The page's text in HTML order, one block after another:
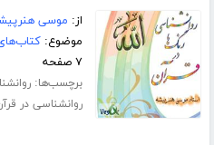
از: موسی
موضوع:
۷ صفحه
برچسب‌ها:
روانشناسی در